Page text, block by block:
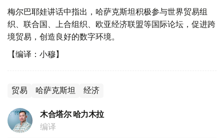
梅尔巴耶娃讲话中指出，哈萨克斯坦积极参与世界贸易组
织、联合国、上合组织、欧亚经济联盟等国际论坛，促进跨
境贸易，创造良好的数字环境。
【编译：小穆】
贸易 哈萨克斯坦 经济
木合塔尔 哈力木拉
编译